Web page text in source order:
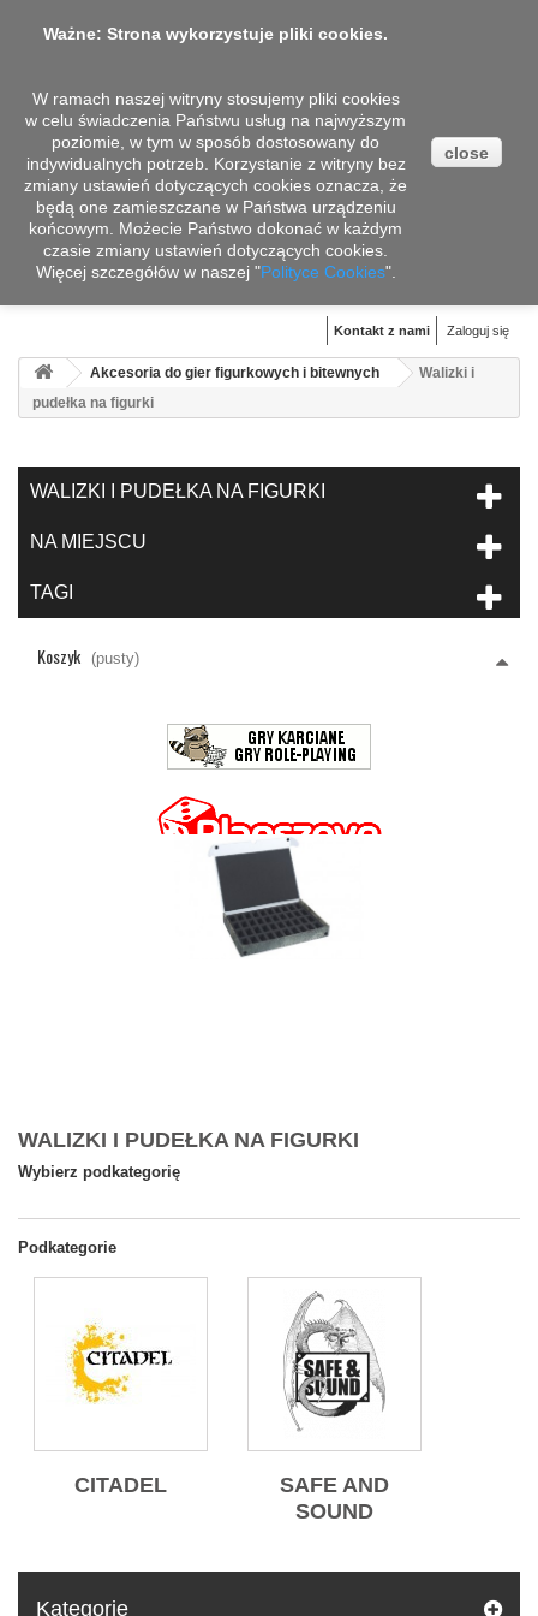
Koszyk (pusty)
Zaloguj się
Kontakt z nami
Akcesoria do gier figurkowych i bitewnych
Walizki i
pudełka na figurki
WALIZKI I PUDEŁKA NA FIGURKI
NA MIEJSCU
TAGI
Koszyk (pusty)
WALIZKI I PUDEŁKA NA FIGURKI
Wybierz podkategorię
Podkategorie
CITADEL
SAFE AND
SOUND
Kategorie
Ważne: Strona wykorzystuje pliki cookies.
W ramach naszej witryny stosujemy pliki cookies
w celu świadczenia Państwu usług na najwyższym
poziomie, w tym w sposób dostosowany do
indywidualnych potrzeb. Korzystanie z witryny bez
zmiany ustawień dotyczących cookies oznacza, że
będą one zamieszczane w Państwa urządzeniu
końcowym. Możecie Państwo dokonać w każdym
czasie zmiany ustawień dotyczących cookies.
Więcej szczegółów w naszej "Polityce Cookies".
close